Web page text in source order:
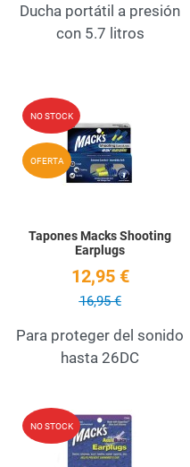
Ducha portátil a presión
con 5.7 litros
NO STOCK
OFERTA
Tapones Macks Shooting
Earplugs
12,95 €
16,95 €
Para proteger del sonido
hasta 26DC
NO STOCK